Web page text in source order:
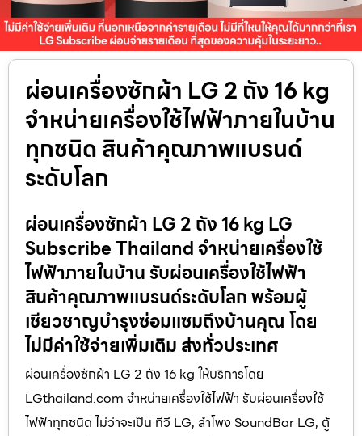
ผ่อนเครื่องซักผ้า LG 2 ถัง 16 kg
จำหน่ายเครื่องใช้ไฟฟ้าภายในบ้าน
ทุกชนิด สินค้าคุณภาพแบรนด์
ระดับโลก
ผ่อนเครื่องซักผ้า LG 2 ถัง 16 kg LG
Subscribe Thailand จำหน่ายเครื่องใช้
ไฟฟ้าภายในบ้าน รับผ่อนเครื่องใช้ไฟฟ้า
สินค้าคุณภาพแบรนด์ระดับโลก พร้อมผู้
เชียวชาญบำรุงซ่อมแซมถึงบ้านคุณ โดย
ไม่มีค่าใช้จ่ายเพิ่มเติม ส่งทั่วประเทศ
ผ่อนเครื่องซักผ้า LG 2 ถัง 16 kg ให้บริการโดย
LGthailand.com จำหน่ายเครื่องใช้ไฟฟ้า รับผ่อนเครื่องใช้
ไฟฟ้าทุกชนิด ไม่ว่าจะเป็น ทีวี LG, ลำโพง SoundBar LG, ตู้